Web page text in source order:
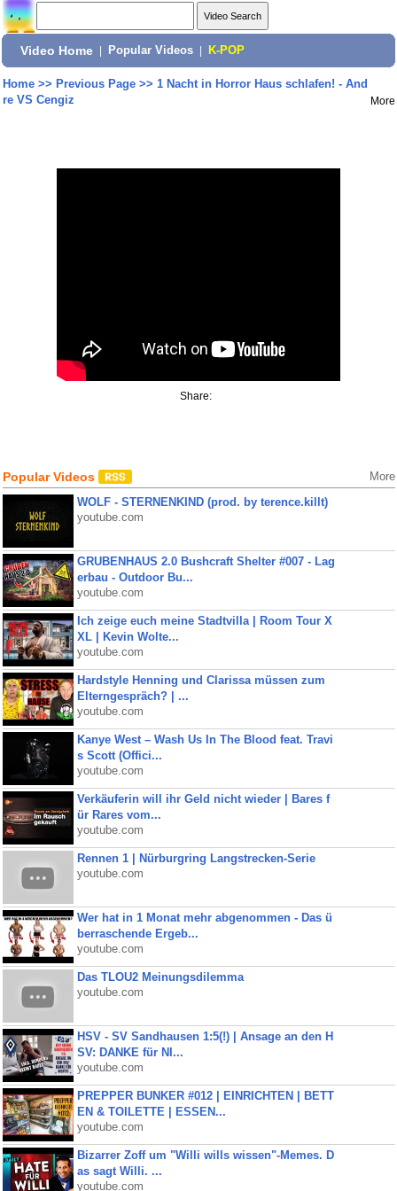
Video Home Popular Videos K-POP
Home>> Previous Page>> 1 Nacht in Horror Haus schlafen! - And
re VS Cengiz
More
Share:
Popular Videos More
WOLF - STERNENKIND (prod. by terence.killt)
youtube.com
GRUBENHAUS 2.0 Bushcraft Shelter #007 - Lag
erbau - Outdoor Bu...
youtube.com
Ich zeige euch meine Stadtvilla | Room Tour X
XL | Kevin Wolte...
youtube.com
Hardstyle Henning und Clarissa müssen zum
Elterngespräch? | ...
youtube.com
Kanye West – Wash Us In The Blood feat. Travi
s Scott (Offici...
youtube.com
Verkäuferin will ihr Geld nicht wieder | Bares f
ür Rares vom...
youtube.com
Rennen 1 | Nürburgring Langstrecken-Serie
youtube.com
Wer hat in 1 Monat mehr abgenommen - Das ü
berraschende Ergeb...
youtube.com
Das TLOU2 Meinungsdilemma
youtube.com
HSV - SV Sandhausen 1:5(!) | Ansage an den H
SV: DANKE für NI...
youtube.com
PREPPER BUNKER #012 | EINRICHTEN | BETT
EN & TOILETTE | ESSEN...
youtube.com
Bizarrer Zoff um "Willi wills wissen"-Memes. D
as sagt Willi. ...
youtube.com